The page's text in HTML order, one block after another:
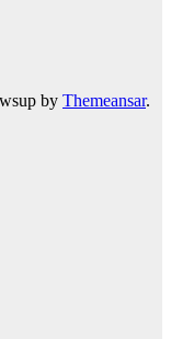
by Themeansar.